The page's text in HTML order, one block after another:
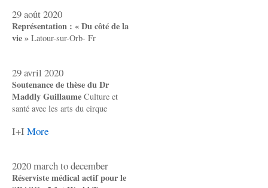
29 août 2020
Représentation : « Du côté de la
vie » Latour-sur-Orb- Fr
29 avril 2020
Soutenance de thèse du Dr
Maddly Guillaume Culture et
santé avec les arts du cirque
I+I More
2020 march to december
Réserviste médical actif pour le